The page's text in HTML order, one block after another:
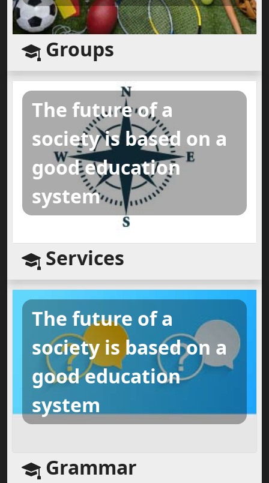
Groups
The future of a
society is based on a
good education
system
Services
The future of a
society is based on a
good education
system
Grammar